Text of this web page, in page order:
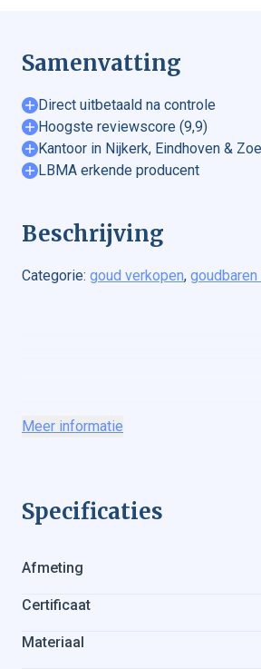
Goud verkopen
Zilver verkopen
Zilveren munten verkopen
Samenvatting
Direct uitbetaald na controle
Hoogste reviewscore (9,9)
Kantoor in Nijkerk, Eindhoven &
LBMA erkende producent
Beschrijving
Categorie: goud verkopen,
Meer informatie
Specificaties
Afmeting
Certificaat
Materiaal